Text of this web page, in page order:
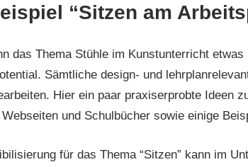
“Sitzen am
das Thema Stühle im Kunstunterricht
Sämtliche design- und
Hier ein paar praxiserprobte Ideen
und Schulbücher sowie einige
für das Thema “Sitzen” kann im